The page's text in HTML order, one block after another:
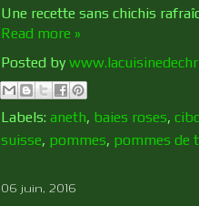
Une recette sans chichis
Read more »
Posted by
Labels: aneth, baies roses,
suisse, pommes, pommes de
06 juin, 2016